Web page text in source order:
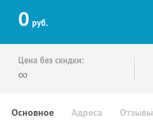
0 руб.
Цена без скидки:
∞
Основное Отзывы
Адреса